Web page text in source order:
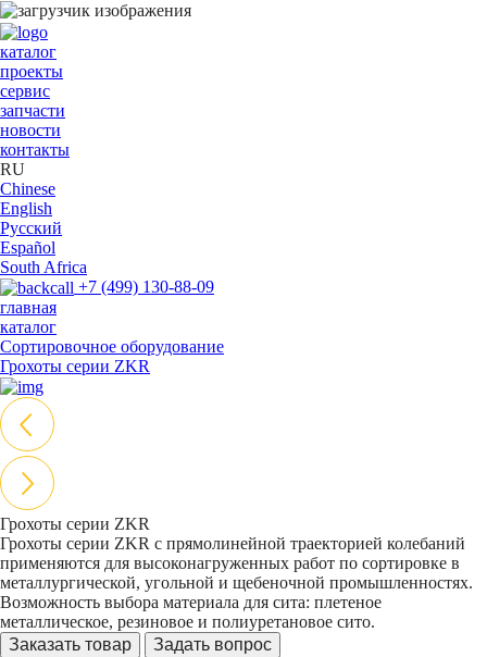
каталог
проекты
сервис
запчасти
новости
контакты
RU
Chinese
English
Русский
Español
South Africa
+7 (499) 130-88-09
главная
каталог
Сортировочное оборудование
Грохоты серии ZKR
Грохоты серии ZKR
Грохоты серии ZKR с прямолинейной траекторией колебаний
применяются для высоконагруженных работ по сортировке в
металлургической, угольной и щебеночной промышленностях.
Возможность выбора материала для сита: плетеное
металлическое, резиновое и полиуретановое сито.
Заказать товар
Задать вопрос